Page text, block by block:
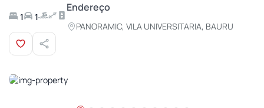
1 1
Endereço
PANORAMIC, VILA UNIVERSITARIA, BAURU